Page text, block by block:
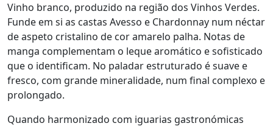
Vinho branco, produzido na região dos Vinhos Verdes.
Funde em si as castas Avesso e Chardonnay num néctar
de aspeto cristalino de cor amarelo palha. Notas de
manga complementam o leque aromático e sofisticado
que o identificam. No paladar estruturado é suave e
fresco, com grande mineralidade, num final complexo e
prolongado.
Quando harmonizado com iguarias gastronómicas